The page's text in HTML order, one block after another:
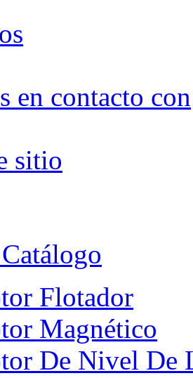
en contacto con
sitio
Flotador
Magnético
De Nivel De